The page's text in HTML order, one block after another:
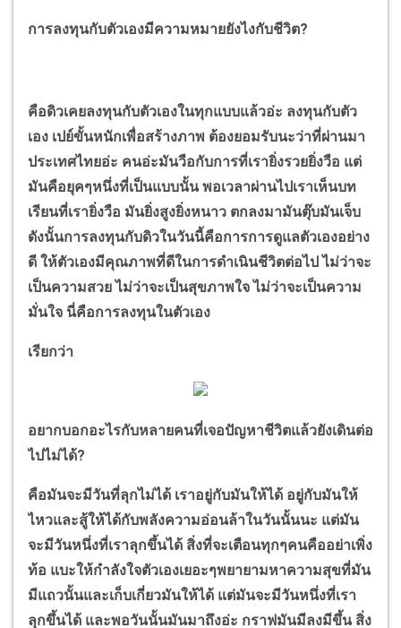
การลงทุนกับตัวเองมีความหมายยังไงกับชีวิต?
คือดิวเคยลงทุนกับตัวเองในทุกแบบแล้วอ่ะ ลงทุนกับตัว
เอง เปย์ขั้นหนักเพื่อสร้างภาพ ต้องยอมรับนะว่าที่ผ่านมา
ประเทศไทยอ่ะ คนอ่ะมันวือกับการที่เรายิ่งรวยยิ่งวือ แต่
มันคือยุคๆหนึ่งที่เป็นแบบนั้น พอเวลาผ่านไปเราเห็นบท
เรียนที่เรายิ่งวือ มันยิ่งสูงยิ่งหนาว ตกลงมามันตุ๊บมันเจ็บ
ดังนั้นการลงทุนกับดิวในวันนี้คือการการดูแลตัวเองอย่าง
ดี ให้ตัวเองมีคุณภาพที่ดีในการดำเนินชีวิตต่อไป ไม่ว่าจะ
เป็นความสวย ไม่ว่าจะเป็นสุขภาพใจ ไม่ว่าจะเป็นความ
มั่นใจ นี่คือการลงทุนในตัวเอง
เรียกว่า
อยากบอกอะไรกับหลายคนที่เจอปัญหาชีวิตแล้วยังเดินต่อ
ไปไม่ได้?
คือมันจะมีวันที่ลุกไม่ได้ เราอยู่กับมันให้ได้ อยู่กับมันให้
ไหวและสู้ให้ได้กับพลังความอ่อนล้าในวันนั้นนะ แต่มัน
จะมีวันหนึ่งที่เราลุกขึ้นได้ สิ่งที่จะเตือนทุกๆคนคืออย่าเพิ่ง
ท้อ แบะให้กำลังใจตัวเองเยอะๆพยายามหาความสุขที่มัน
มีแถวนั้นและเก็บเกี่ยวมันให้ได้ แต่มันจะมีวันหนึ่งที่เรา
ลุกขึ้นได้ และพอวันนั้นมันมาถึงอ่ะ กราฟมันมีลงมีขึ้น สิ่ง